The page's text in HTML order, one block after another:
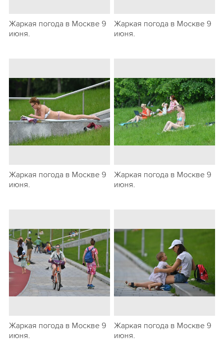
Жаркая погода в Москве 9
июня.
Жаркая погода в Москве 9
июня.
Жаркая погода в Москве 9
июня.
Жаркая погода в Москве 9
июня.
Жаркая погода в Москве 9
июня.
Жаркая погода в Москве 9
июня.